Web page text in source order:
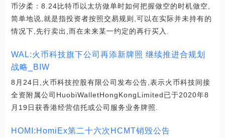
币汐柔：8.24比特币以太坊做单时如何把握做空的时机做空,
简单地说,就是指投资者按照交易规则,可以在实际并未持有的
情况下,先行卖出,而在未来某一约定的再行买入.
WAL:火币科技旗下公司再添新牌照 继续推进合规划
战略_BIW
8月24日,火币科技控股有限公司发布公告,表示火币科技间接
全资附属公司HuobiWalletHongKongLimited已于2020年8
月19日获香港经营信托或公司服务业务牌照.
HOMI:HomiEx第二十六次HCMT销毁公告